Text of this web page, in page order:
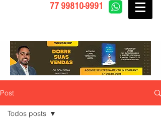
77 99810-9991
Post
Todos posts